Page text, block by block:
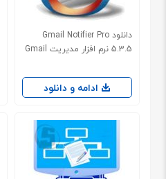
دانلود Gmail Notifier Pro
5.3.5 نرم افزار مدیریت Gmail
ادامه و دانلود